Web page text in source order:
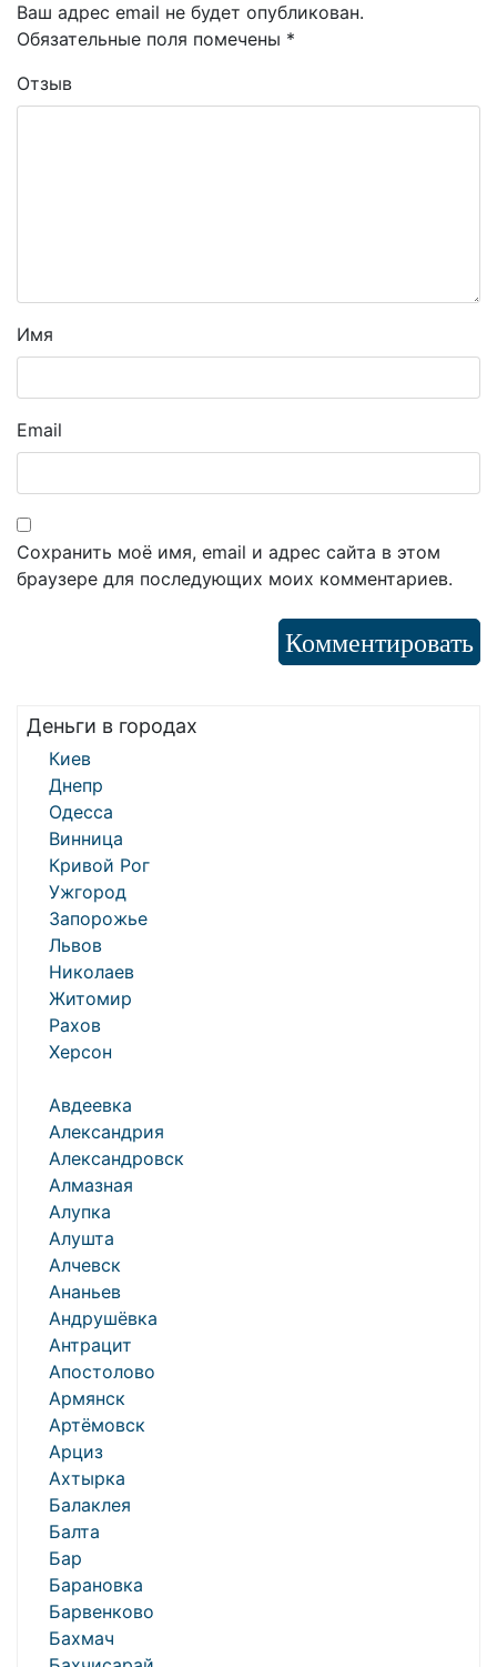
Ваш адрес email не будет опубликован.
Обязательные поля помечены *
Отзыв
Имя
Email
Сохранить моё имя, email и адрес сайта в этом
браузере для последующих моих комментариев.
Деньги в городах
Киев
Днепр
Одесса
Винница
Кривой Рог
Ужгород
Запорожье
Львов
Николаев
Житомир
Рахов
Херсон
Авдеевка
Александрия
Александровск
Алмазная
Алупка
Алушта
Алчевск
Ананьев
Андрушёвка
Антрацит
Апостолово
Армянск
Артёмовск
Арциз
Ахтырка
Балаклея
Балта
Бар
Барановка
Барвенково
Бахмач